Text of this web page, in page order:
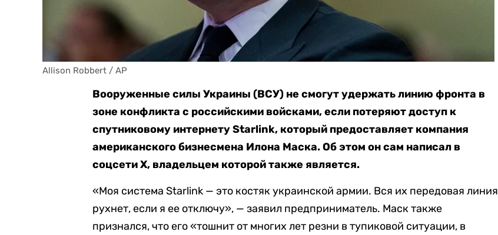
Allison Robbert / AP
Вооруженные силы Украины (ВСУ) не смогут удержать линию фронта в
зоне конфликта с российскими войсками, если потеряют доступ к
спутниковому интернету Starlink, который предоставляет компания
американского бизнесмена Илона Маска. Об этом он сам написал в
соцсети Х, владельцем которой также является.
«Моя система Starlink — это костяк украинской армии. Вся их передовая линия
рухнет, если я ее отключу», — заявил предприниматель. Маск также
признался, что его «тошнит от многих лет резни в тупиковой ситуации, в